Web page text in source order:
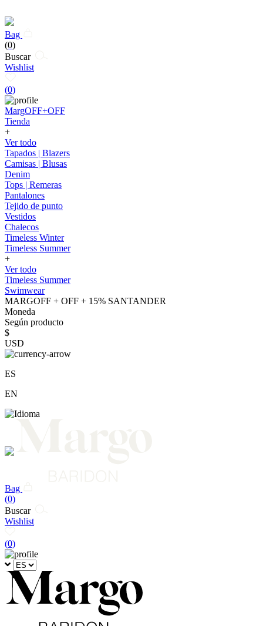
Bag
(0)
Buscar
Wishlist
(0)
MargOFF+OFF
Tienda
+
Ver todo
Tapados | Blazers
Camisas | Blusas
Denim
Tops | Remeras
Pantalones
Tejido de punto
Vestidos
Chalecos
Timeless Winter
Timeless Summer
+
Ver todo
Timeless Summer
Swimwear
MARGOFF + OFF + 15% SANTANDER
Moneda
Según producto
$
USD
ES
EN
Bag
(0)
Buscar
Wishlist
(0)